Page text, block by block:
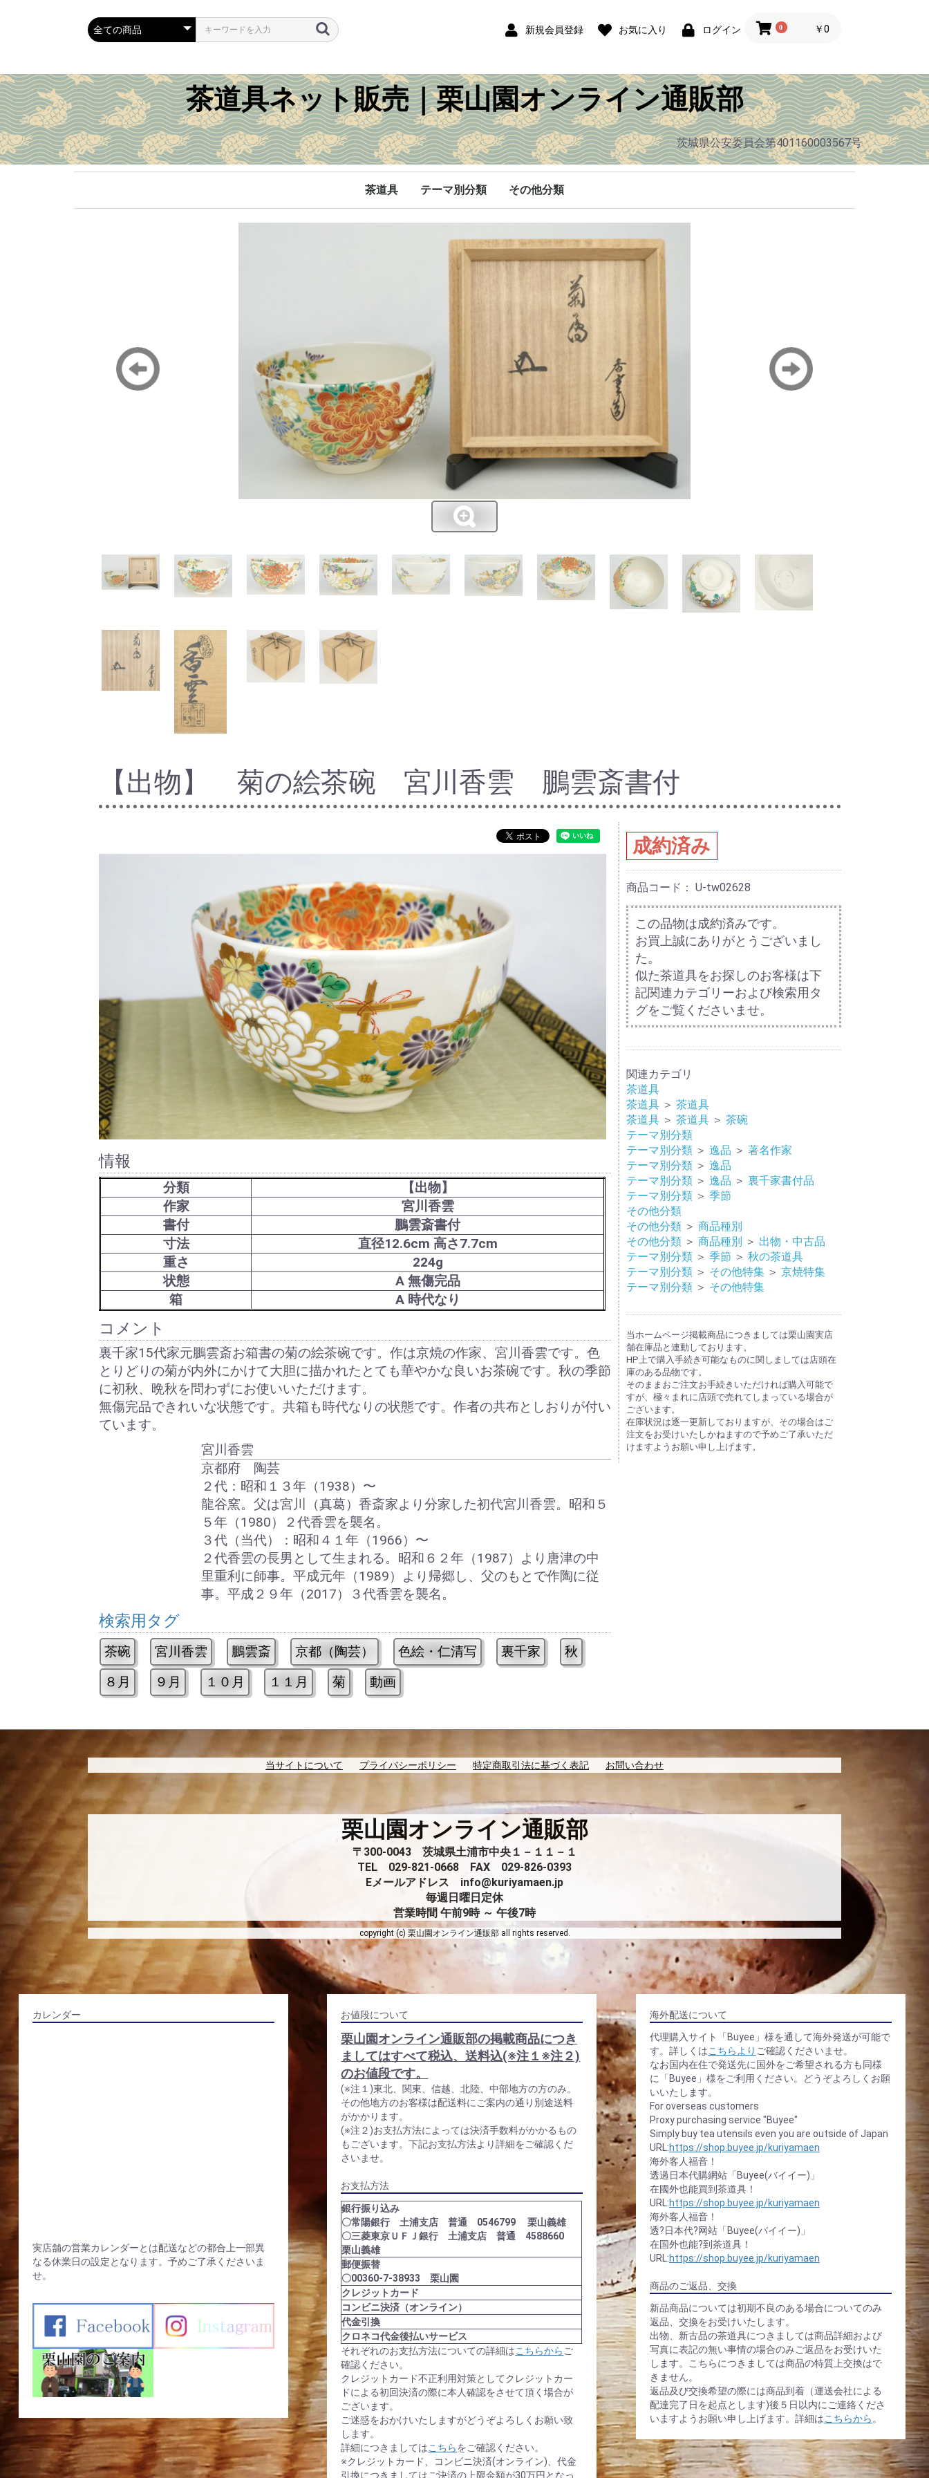
新規会員登録 お気に入り ログイン 0 ￥0
茶道具ネット販売｜栗山園オンライン通販部
茨城県公安委員会第401160003567号
茶道具 テーマ別分類 その他分類
【出物】 菊の絵茶碗 宮川香雲 鵬雲斎書付
成約済み
商品コード： U-tw02628
この品物は成約済みです。
お買上誠にありがとうございまし
た。
似た茶道具をお探しのお客様は下
記関連カテゴリーおよび検索用タ
グをご覧くださいませ。
情報
分類
【出物】
作家
宮川香雲
書付
鵬雲斎書付
寸法
直径12.6cm 高さ7.7cm
重さ
224g
状態
A 無傷完品
箱
A 時代なり
コメント
裏千家15代家元鵬雲斎お箱書の菊の絵茶碗です。作は京焼の作家、宮川香雲です。色
とりどりの菊が内外にかけて大胆に描かれたとても華やかな良いお茶碗です。秋の季節
に初秋、晩秋を問わずにお使いいただけます。
無傷完品できれいな状態です。共箱も時代なりの状態です。作者の共布としおりが付い
ています。
宮川香雲
京都府 陶芸
２代：昭和１３年（1938）〜
龍谷窯。父は宮川（真葛）香斎家より分家した初代宮川香雲。昭和５
５年（1980）２代香雲を襲名。
３代（当代）：昭和４１年（1966）〜
２代香雲の長男として生まれる。昭和６２年（1987）より唐津の中
里重利に師事。平成元年（1989）より帰郷し、父のもとで作陶に従
事。平成２９年（2017）３代香雲を襲名。
検索用タグ
茶碗 宮川香雲 鵬雲斎 京都（陶芸） 色絵・仁清写 裏千家
秋
８月
９月 １０月 １１月 菊 動画
関連カテゴリ
茶道具
茶道具 ＞ 茶道具
茶道具 ＞ 茶道具 ＞ 茶碗
テーマ別分類
テーマ別分類 ＞ 逸品 ＞ 著名作家
テーマ別分類 ＞ 逸品
テーマ別分類 ＞ 逸品 ＞ 裏千家書付品
テーマ別分類 ＞ 季節
その他分類
その他分類 ＞ 商品種別
その他分類 ＞ 商品種別 ＞ 出物・中古品
テーマ別分類 ＞ 季節 ＞ 秋の茶道具
テーマ別分類 ＞ その他特集 ＞ 京焼特集
テーマ別分類 ＞ その他特集
当ホームページ掲載商品につきましては栗山園実店
舗在庫品と連動しております。
HP上で購入手続き可能なものに関しましては店頭在
庫のある品物です。
そのままおご注文お手続きいただければ購入可能で
すが、極々まれに店頭で売れてしまっている場合が
ございます。
在庫状況は逐一更新しておりますが、その場合はご
注文をお受けいたしかねますので予めご了承いただ
けますようお願い申し上げます。
当サイトについて プライバシーポリシー 特定商取引法に基づく表記 お問い合わせ
栗山園オンライン通販部
〒300-0043 茨城県土浦市中央１－１１－１
TEL 029-821-0668 FAX 029-826-0393
Eメールアドレス info@kuriyamaen.jp
毎週日曜日定休
営業時間 午前9時 ～ 午後7時
copyright (c) 栗山園オンライン通販部 all rights reserved.
カレンダー
実店舗の営業カレンダーとは配送などの都合上一部異
なる休業日の設定となります。予めご了承くださいま
せ。
お値段について
栗山園オンライン通販部の掲載商品につき
ましてはすべて税込、送料込(※注１※注２)
のお値段です。
(※注１)東北、関東、信越、北陸、中部地方の方のみ。
その他地方のお客様は配送料にご案内の通り別途送料
がかかります。
(※注２)お支払方法によっては決済手数料がかかるもの
もございます。下記お支払方法より詳細をご確認くだ
さいませ。
お支払方法
銀行振り込み
〇常陽銀行 土浦支店 普通 0546799 栗山義雄
〇三菱東京ＵＦＪ銀行 土浦支店 普通 4588660
栗山義雄
郵便振替
〇00360-7-38933 栗山園
クレジットカード
コンビニ決済（オンライン）
代金引換
クロネコ代金後払いサービス
それぞれのお支払方法についての詳細はこちらからご
確認ください。
クレジットカード不正利用対策としてクレジットカー
ドによる初回決済の際に本人確認をさせて頂く場合が
ございます。
ご迷惑をおかけいたしますがどうぞよろしくお願い致
します。
詳細につきましてはこちらをご確認ください。
※クレジットカード、コンビニ決済(オンライン)、代金
引換につきましてはご決済の上限金額が30万円となっ
海外配送について
代理購入サイト「Buyee」様を通して海外発送が可能で
す。詳しくはこちらより ご確認くださいませ。
なお国内在住で発送先に国外をご希望される方も同様
に「Buyee」様をご利用ください。どうぞよろしくお願
いいたします。
For overseas customers
Proxy purchasing service "Buyee"
Simply buy tea utensils even you are outside of Japan
URL:https://shop.buyee.jp/kuriyamaen
海外客人福音！
透過日本代購網站「Buyee(バイイー)」
在國外也能買到茶道具！
URL:https://shop.buyee.jp/kuriyamaen
海外客人福音！
透?日本代?网站「Buyee(バイイー)」
在国外也能?到茶道具！
URL:https://shop.buyee.jp/kuriyamaen
商品のご返品、交換
新品商品については初期不良のある場合についてのみ
返品、交換をお受けいたします。
出物、新古品の茶道具につきましては商品詳細および
写真に表記の無い事情の場合のみご返品をお受けいた
します。こちらにつきましては商品の特質上交換はで
きません。
返品及び交換希望の際には商品到着（運送会社による
配達完了日を起点とします)後５日以内にご連絡くださ
いますようお願い申し上げます。詳細はこちらから。